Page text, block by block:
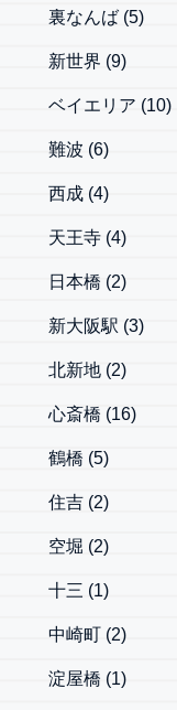
裏なんば (5)
新世界 (9)
ベイエリア (10)
難波 (6)
西成 (4)
天王寺 (4)
日本橋 (2)
新大阪駅 (3)
北新地 (2)
心斎橋 (16)
鶴橋 (5)
住吉 (2)
空堀 (2)
十三 (1)
中崎町 (2)
淀屋橋 (1)